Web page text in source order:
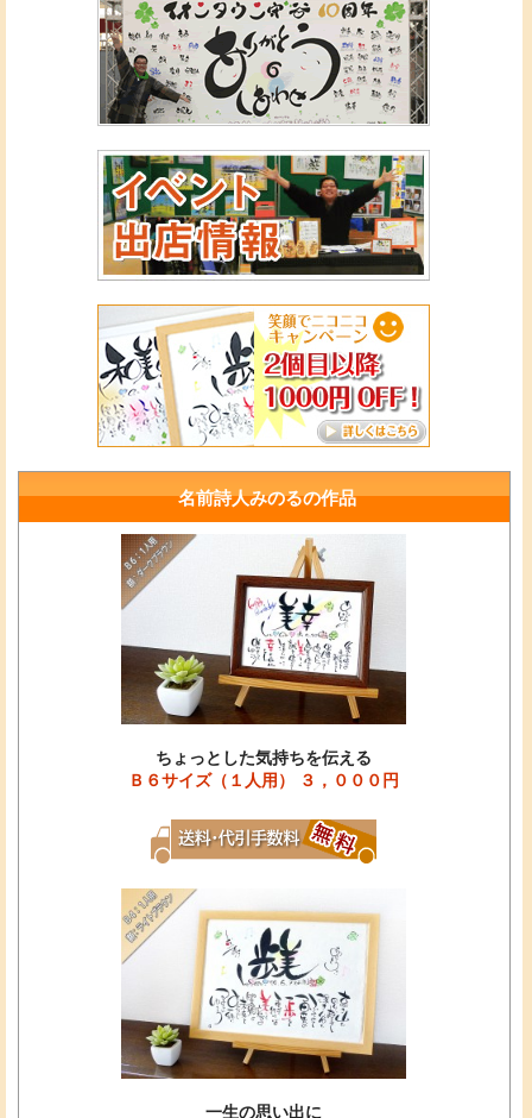
名前詩人みのるの作品
ちょっとした気持ちを伝える
Ｂ６サイズ（１人用） ３，０００円
一生の思い出に